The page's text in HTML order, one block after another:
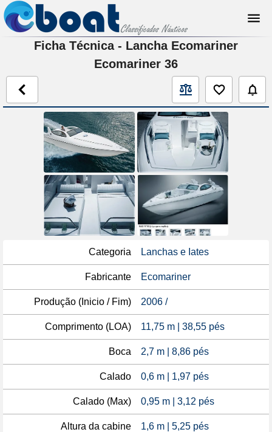
Ficha Técnica - Lancha Ecomariner
Ecomariner 36
Categoria Lanchas e Iates
Fabricante Ecomariner
Produção (Inicio / Fim) 2006 /
Comprimento (LOA) 11,75 m | 38,55 pés
Boca 2,7 m | 8,86 pés
Calado 0,6 m | 1,97 pés
Calado (Max) 0,95 m | 3,12 pés
Altura da cabine 1,6 m | 5,25 pés